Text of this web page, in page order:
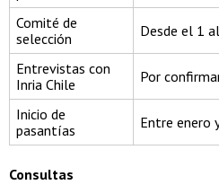
Comité de
selección
Desde el 1
Entrevistas con
Inria Chile
Por
Inicio de
pasantías
Entre enero
Consultas